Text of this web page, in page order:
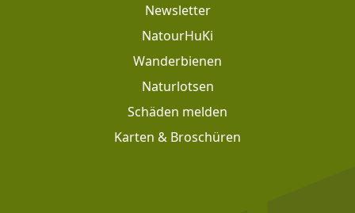
Footer: Meta Navigation
Newsletter
NatourHuKi
Wanderbienen
Naturlotsen
Schäden melden
Karten & Broschüren